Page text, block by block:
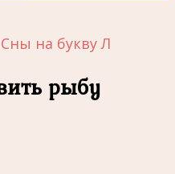
Сны на букву Л
рыбу